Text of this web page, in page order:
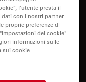
o di
l'utente presta il
dati con i nostri partner
proprie preferenze di
dei cookie"
informazioni sulle
sui cookie